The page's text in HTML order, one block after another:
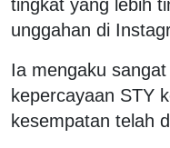
tingkat yang lebih
unggahan di
Ia mengaku
kepercayaan STY
kesempatan telah